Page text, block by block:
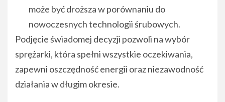
może być droższa w porównaniu do
nowoczesnych technologii śrubowych.
Podjęcie świadomej decyzji pozwoli na wybór
sprężarki, która spełni wszystkie oczekiwania,
zapewni oszczędność energii oraz niezawodność
działania w długim okresie.